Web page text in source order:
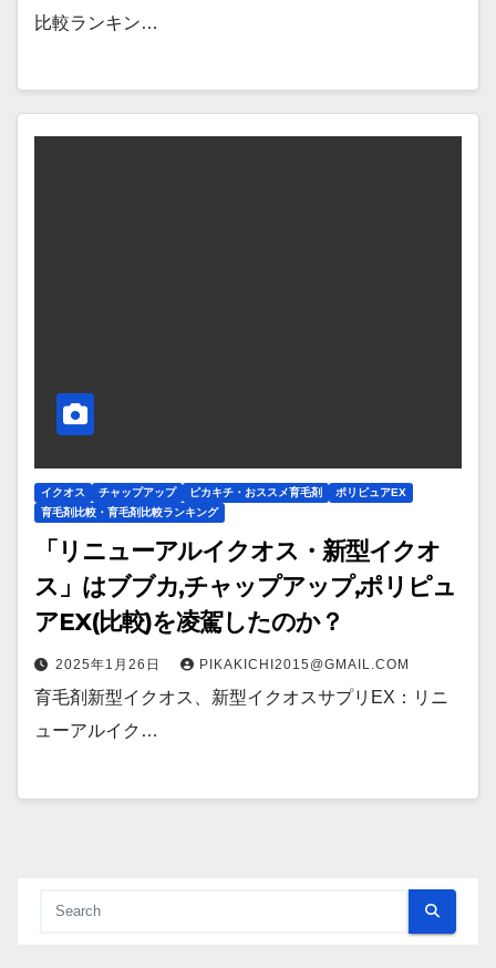
比較ランキン…
イクオス チャップアップ ピカキチ・おススメ育毛剤
ポリピュアEX
育毛剤比較・育毛剤比較ランキング
「リニューアルイクオス・新型イクオ
ス」はブブカ,チャップアップ,ポリピュ
アEX(比較)を凌駕したのか？
2025年1月26日 PIKAKICHI2015@GMAIL.COM
育毛剤新型イクオス、新型イクオスサプリEX：リニ
ューアルイク…